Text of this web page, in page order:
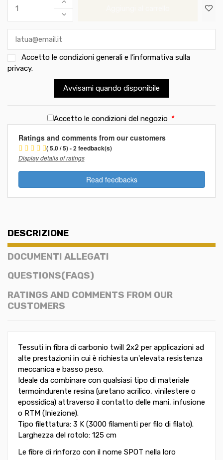
Accetto le condizioni generali e l’informativa sulla
privacy.
Avvisami quando disponibile
Accetto le condizioni del negozio *
Ratings and comments from our customers
( 5.0 / 5) - 2 feedback(s)
Display details of ratings
Read feedbacks
DESCRIZIONE
DOCUMENTI ALLEGATI
QUESTIONS(FAQS)
RATINGS AND COMMENTS FROM OUR
CUSTOMERS
Tessuti in fibra di carbonio twill 2x2 per applicazioni ad
alte prestazioni in cui è richiesta un'elevata resistenza
meccanica e basso peso.
Ideale da combinare con qualsiasi tipo di materiale
termoindurente resina (uretano acrilico, vinilestere o
epossidica) attraverso il contatto delle mani, infusione
o RTM (Iniezione).
Tipo filettatura: 3 K (3000 filamenti per filo di filato).
Larghezza del rotolo: 125 cm
Le fibre di rinforzo con il nome SPOT nella loro